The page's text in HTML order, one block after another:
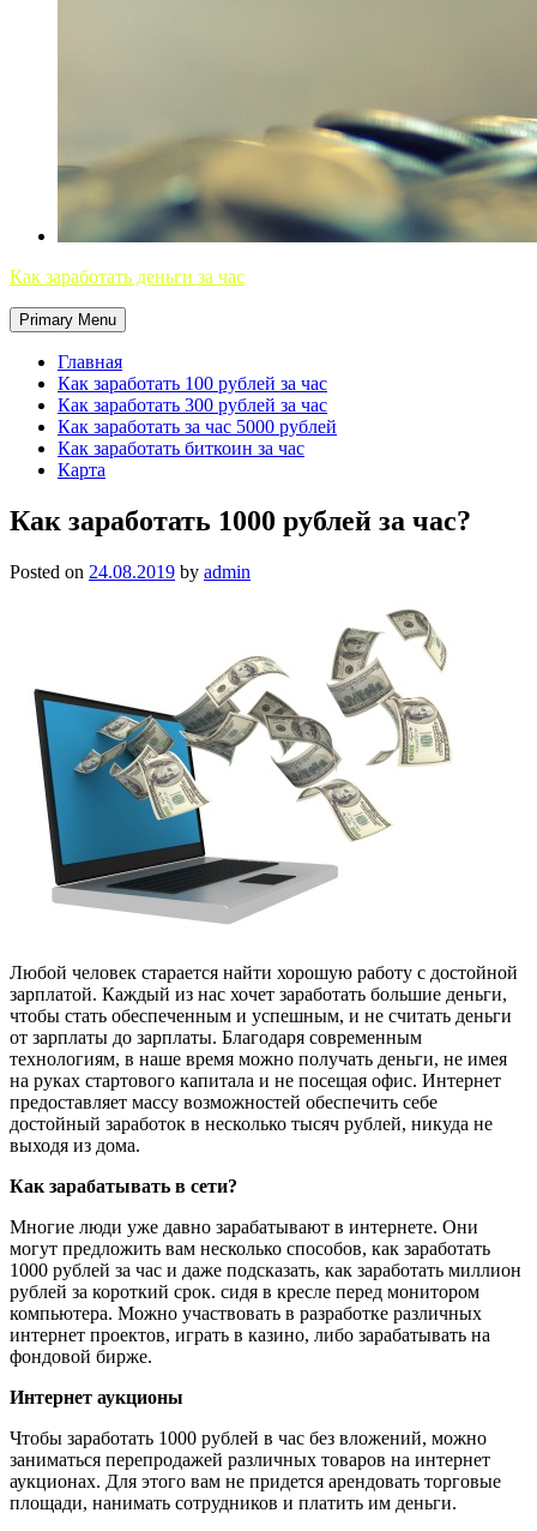
Как заработать деньги за час
Primary Menu
Главная
Как заработать 100 рублей за час
Как заработать 300 рублей за час
Как заработать за час 5000 рублей
Как заработать биткоин за час
Карта
Как заработать 1000 рублей за час?
Posted on 24.08.2019 by admin
Любой человек старается найти хорошую работу с достойной
зарплатой. Каждый из нас хочет заработать большие деньги,
чтобы стать обеспеченным и успешным, и не считать деньги
от зарплаты до зарплаты. Благодаря современным
технологиям, в наше время можно получать деньги, не имея
на руках стартового капитала и не посещая офис. Интернет
предоставляет массу возможностей обеспечить себе
достойный заработок в несколько тысяч рублей, никуда не
выходя из дома.
Как зарабатывать в сети?
Многие люди уже давно зарабатывают в интернете. Они
могут предложить вам несколько способов, как заработать
1000 рублей за час и даже подсказать, как заработать миллион
рублей за короткий срок. сидя в кресле перед монитором
компьютера. Можно участвовать в разработке различных
интернет проектов, играть в казино, либо зарабатывать на
фондовой бирже.
Интернет аукционы
Чтобы заработать 1000 рублей в час без вложений, можно
заниматься перепродажей различных товаров на интернет
аукционах. Для этого вам не придется арендовать торговые
площади, нанимать сотрудников и платить им деньги.